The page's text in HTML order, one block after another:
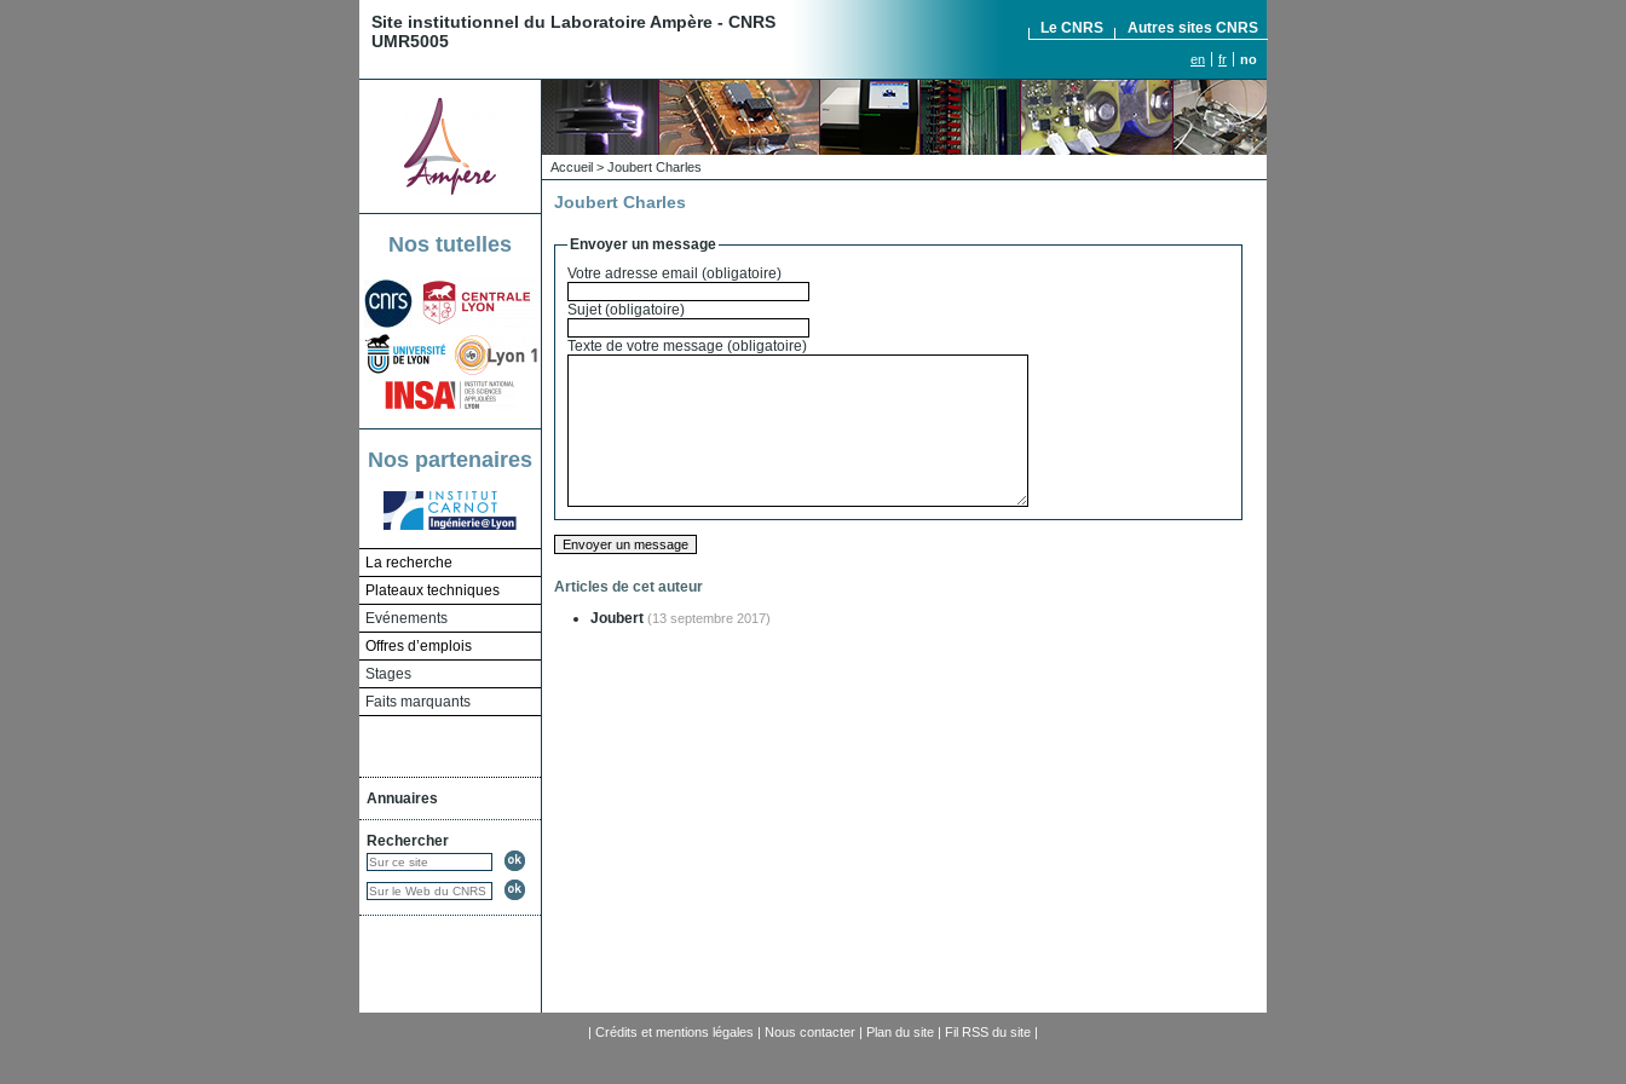
Site institutionnel du Laboratoire Ampère - CNRS
UMR5005
Le CNRS Autres sites CNRS
en fr no
Nos tutelles
Nos partenaires
La recherche
Plateaux techniques
Evénements
Offres d’emplois
Stages
Faits marquants
Annuaires
Rechercher
Accueil > Joubert Charles
Joubert Charles
Envoyer un message
Votre adresse email (obligatoire)
Sujet (obligatoire)
Texte de votre message (obligatoire)
Articles de cet auteur
Joubert (13 septembre 2017)
| Crédits et mentions légales | Nous contacter | Plan du site | Fil RSS du site |